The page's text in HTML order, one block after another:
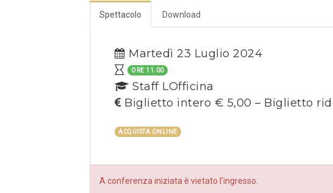
Spettacolo Download
Martedì 23 Luglio 2024
ORE 11.00
Staff LOfficina
Biglietto intero € 5,00 – Biglietto
ACQUISTA ONLINE
A conferenza iniziata è vietato l’ingresso.